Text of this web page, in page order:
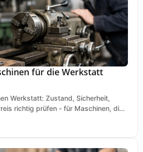
für die Werkstatt
Werkstatt: Zustand, Sicherheit,
richtig prüfen - für Maschinen, die